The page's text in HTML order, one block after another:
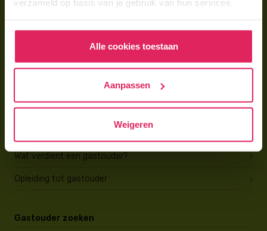
verzameld op basis van je gebruik van hun services.
Alle cookies toestaan
Aanpassen
Weigeren
Gastouder worden bij 4Kids
Wat verdient een gastouder?
Opleiding tot gastouder
Gastouder zoeken